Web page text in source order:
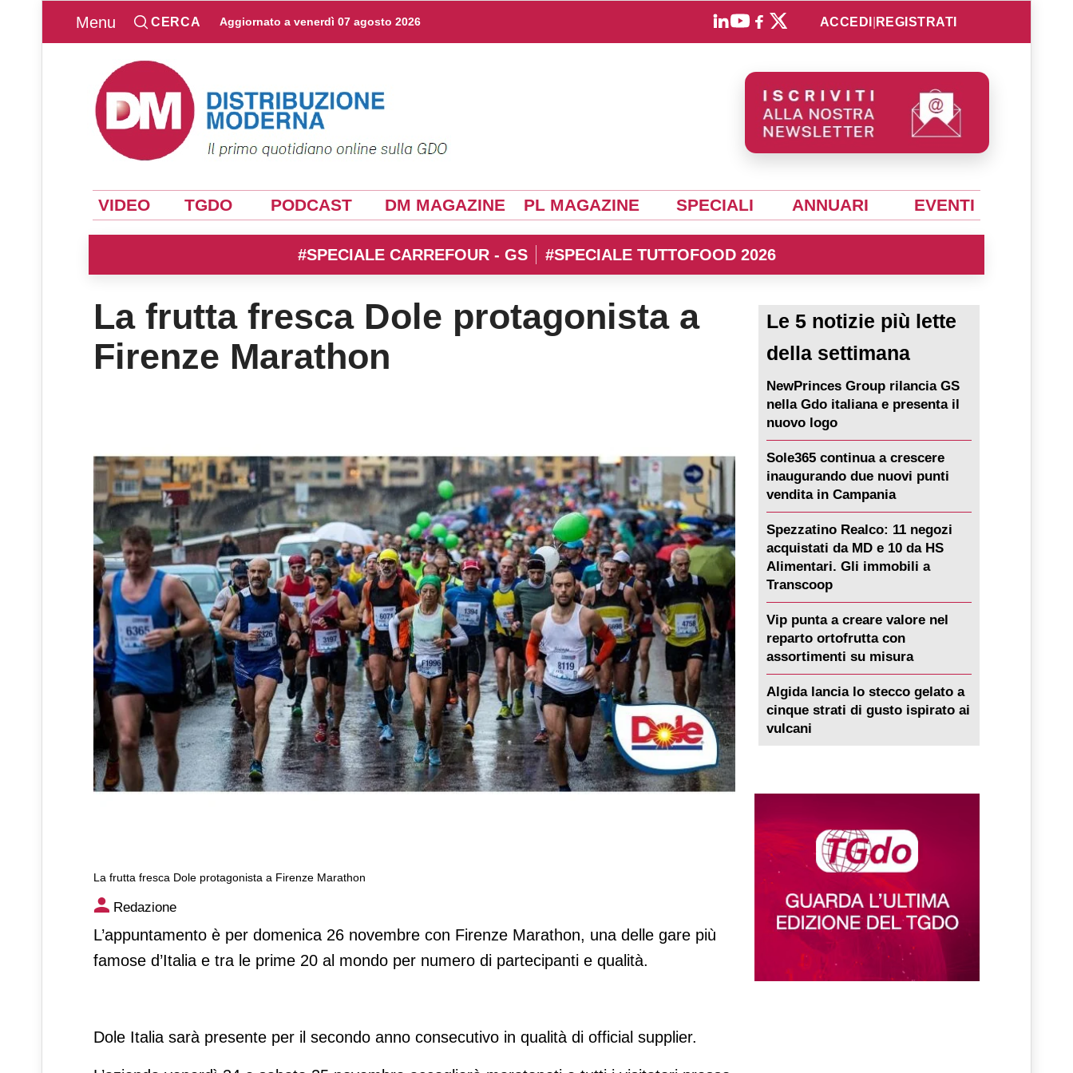
Menu CERCA Aggiornato a venerdì 07 agosto 2026 ACCEDI REGISTRATI
VIDEO TGDO PODCAST DM MAGAZINE PL MAGAZINE SPECIALI ANNUARI EVENTI
#SPECIALE CARREFOUR - GS #SPECIALE TUTTOFOOD 2026
La frutta fresca Dole protagonista a
Firenze Marathon
La frutta fresca Dole protagonista a Firenze Marathon
La frutta fresca Dole protagonista a Firenze Marathon
Redazione
L’appuntamento è per domenica 26 novembre con Firenze Marathon, una delle gare più
famose d’Italia e tra le prime 20 al mondo per numero di partecipanti e qualità.
Dole Italia sarà presente per il secondo anno consecutivo in qualità di official supplier.
Le 5 notizie più lette
della settimana
NewPrinces Group rilancia GS
nella Gdo italiana e presenta il
nuovo logo
Sole365 continua a crescere
inaugurando due nuovi punti
vendita in Campania
Spezzatino Realco: 11 negozi
acquistati da MD e 10 da HS
Alimentari. Gli immobili a
Transcoop
Vip punta a creare valore nel
reparto ortofrutta con
assortimenti su misura
Algida lancia lo stecco gelato a
cinque strati di gusto ispirato ai
vulcani